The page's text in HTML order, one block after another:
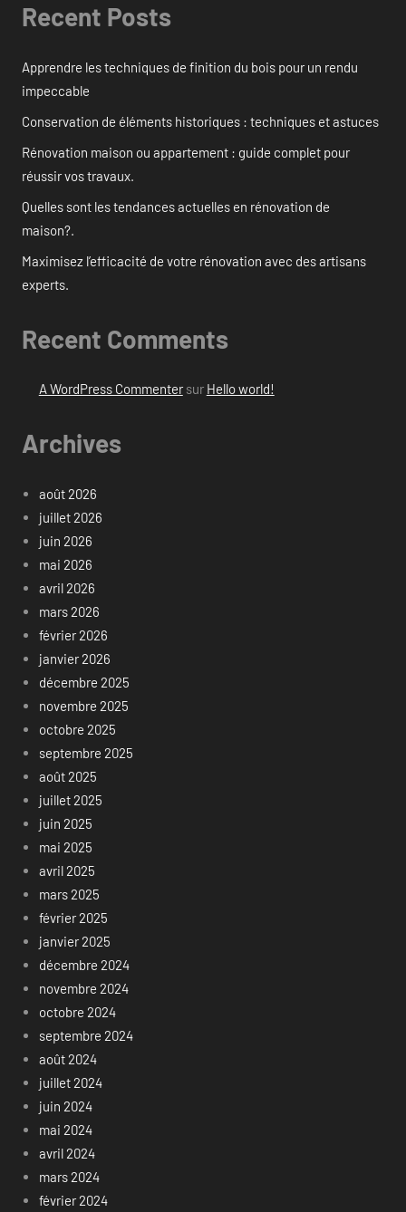
Recent Posts
Apprendre les techniques de finition du bois pour un rendu
impeccable
Conservation de éléments historiques : techniques et astuces
Rénovation maison ou appartement : guide complet pour
réussir vos travaux.
Quelles sont les tendances actuelles en rénovation de
maison?.
Maximisez l’efficacité de votre rénovation avec des artisans
experts.
Recent Comments
A WordPress Commentersur Hello world!
Archives
août 2026
juillet 2026
juin 2026
mai 2026
avril 2026
mars 2026
février 2026
janvier 2026
décembre 2025
novembre 2025
octobre 2025
septembre 2025
août 2025
juillet 2025
juin 2025
mai 2025
avril 2025
mars 2025
février 2025
janvier 2025
décembre 2024
novembre 2024
octobre 2024
septembre 2024
août 2024
juillet 2024
juin 2024
mai 2024
avril 2024
mars 2024
février 2024